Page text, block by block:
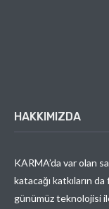
HAKKIMIZDA
KARMA’da var olan
katacağı katkıların
günümüz teknolojisi